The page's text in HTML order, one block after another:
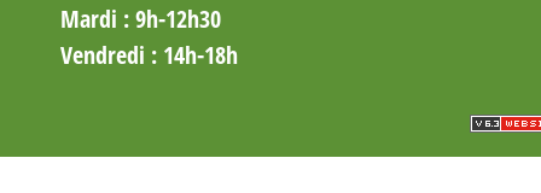
Mardi : 9h-12h30
Vendredi : 14h-18h